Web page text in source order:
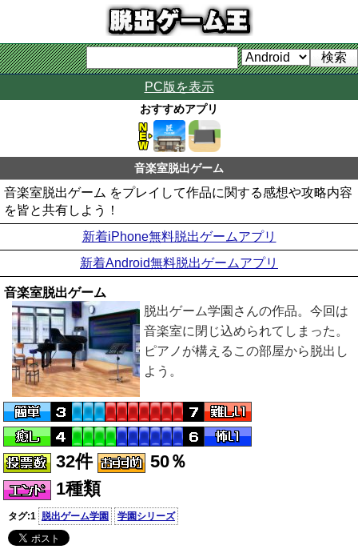
PC版を表示
おすすめアプリ
音楽室脱出ゲーム
音楽室脱出ゲーム をプレイして作品に関する感想や攻略内容
を皆と共有しよう！
新着iPhone無料脱出ゲームアプリ
新着Android無料脱出ゲームアプリ
音楽室脱出ゲーム
脱出ゲーム学園さんの作品。今回は
音楽室に閉じ込められてしまった。
ピアノが構えるこの部屋から脱出し
よう。
32件
50％
1種類
タグ:1 脱出ゲーム学園 学園シリーズ